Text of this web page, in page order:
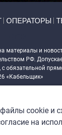
ОПЕРАТОРЫ
материалы и
РФ.
с обязательной
«Кабельщик»
— поддержка сайта
cookie и
на